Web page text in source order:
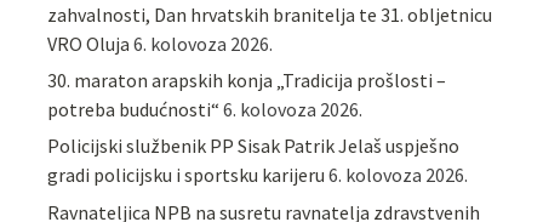
zahvalnosti, Dan hrvatskih branitelja te 31. obljetnicu
VRO Oluja 6. kolovoza 2026.
30. maraton arapskih konja „Tradicija prošlosti –
potreba budućnosti“ 6. kolovoza 2026.
Policijski službenik PP Sisak Patrik Jelaš uspješno
gradi policijsku i sportsku karijeru 6. kolovoza 2026.
Ravnateljica NPB na susretu ravnatelja zdravstvenih